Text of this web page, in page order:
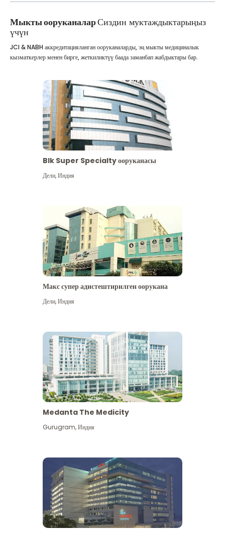
Мыкты ооруканаларСиздин муктаждыктарыңыз
үчүн
JCI & NABH аккредитацияланган ооруканаларды, эң мыкты медициналык
кызматкерлер менен бирге, жеткиликтүү баада заманбап жабдыктары бар.
Blk Super Specialty ооруканасы
Дели,Индия
Макс супер адистештирилген оорукана
Дели,Индия
Medanta The Medicity
Gurugram,Индия